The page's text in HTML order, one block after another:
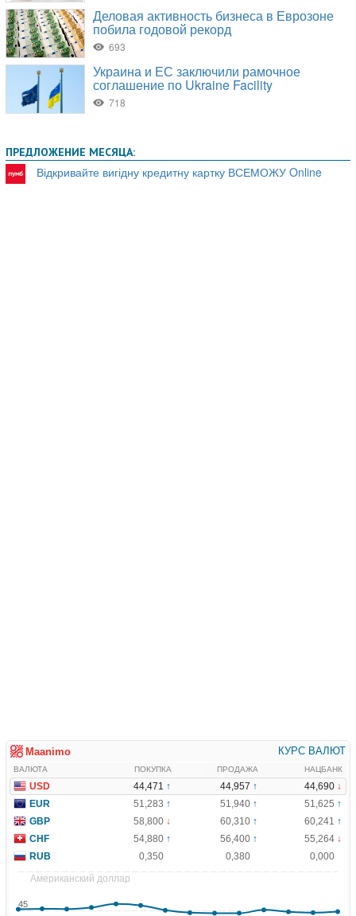
ПРЕДЛОЖЕНИЕ МЕСЯЦА:
Відкривайте вигідну кредитну картку ВСЕМОЖУ Online